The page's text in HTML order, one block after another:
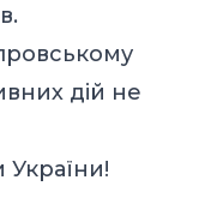
дій не
України!